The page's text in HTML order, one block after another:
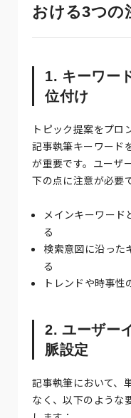
おける3つの
1. キーワー
位付け
トピック提案をプロ
記事執筆キーワード
が重要です。ユーザ
下の点に注意が必要
メインキーワード
る
検索意図に沿った
る
トレンドや時事性
2. ユーザー
脈設定
記事執筆において、
なく、以下のような